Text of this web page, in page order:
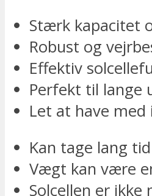
Stærk kapacitet
Robust og
Effektiv
Perfekt til lange
Let at have
Kan tage lang
Vægt kan være
Solcellen er